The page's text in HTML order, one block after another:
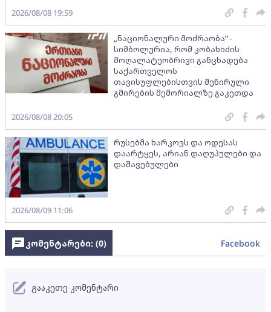
2026/08/08 19:59
„ნაციონალური მოძრაობა“ -
სიმბოლურია, რომ კობახიძის
მოღალატეობრივი განცხადება
საქართველოს
თავისუფლებისთვის შეწირული
გმირების მემორიალზე გაკეთდა
2026/08/08 20:05
რუსებმა ხარკოვს და ოდესას
დაარტყეს, არიან დაღუპულები და
დაშავებულები
2026/08/09 11:06
კომენტარები: (0) Facebook
გააკეთე კომენტარი